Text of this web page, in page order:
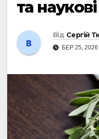
та
Від Сергій
БЕР 25, 2026